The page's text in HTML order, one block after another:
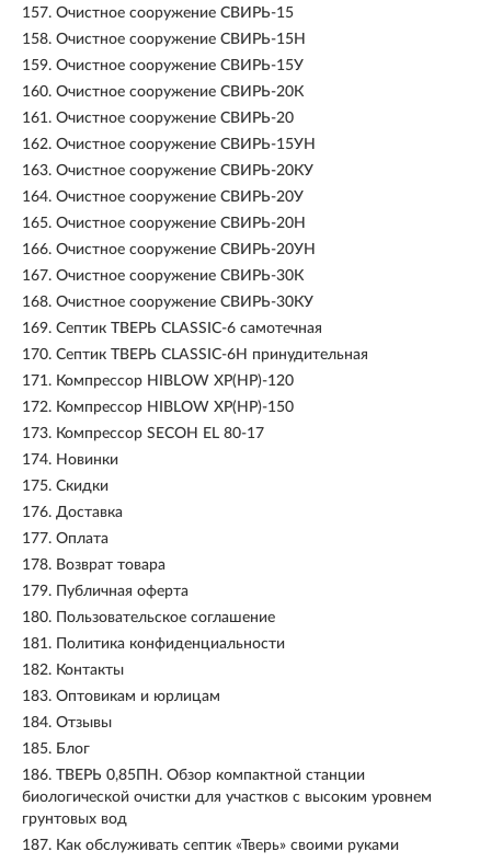
157. Очистное сооружение СВИРЬ-15
158. Очистное сооружение СВИРЬ-15Н
159. Очистное сооружение СВИРЬ-15У
160. Очистное сооружение СВИРЬ-20К
161. Очистное сооружение СВИРЬ-20
162. Очистное сооружение СВИРЬ-15УН
163. Очистное сооружение СВИРЬ-20КУ
164. Очистное сооружение СВИРЬ-20У
165. Очистное сооружение СВИРЬ-20Н
166. Очистное сооружение СВИРЬ-20УН
167. Очистное сооружение СВИРЬ-30К
168. Очистное сооружение СВИРЬ-30КУ
169. Септик ТВЕРЬ CLASSIC-6 самотечная
170. Септик ТВЕРЬ CLASSIC-6Н принудительная
171. Компрессор HIBLOW XP(HP)-120
172. Компрессор HIBLOW XP(HP)-150
173. Компрессор SECOH EL 80-17
174. Новинки
175. Скидки
176. Доставка
177. Оплата
178. Возврат товара
179.
Публичная оферта
180.
Пользовательское соглашение
181.
Политика конфиденциальности
182. Контакты
183. Оптовикам и юрлицам
184. Отзывы
185. Блог
186. ТВЕРЬ 0,85ПН. Обзор компактной станции
биологической очистки для участков с высоким уровнем
грунтовых вод
187. Как обслуживать септик «Тверь» своими руками